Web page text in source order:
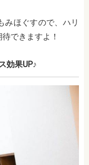
みほぐすので、ハリ
できますよ！
効果UP♪